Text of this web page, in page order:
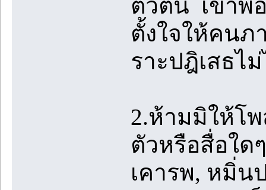
ตัวตน เขาพ
ตั้งใจให้คนภ
ราะปฎิเสธไ
2.ห้ามมิให้โ
ตัวหรือสื่อใด
เคารพ, หมิ่น